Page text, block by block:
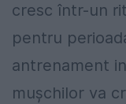
cresc într-un
pentru
antrenament
mușchilor va